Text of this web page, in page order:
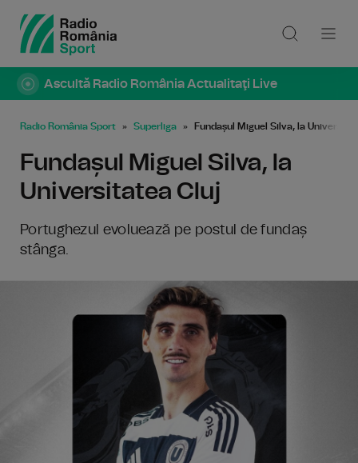
Ascultă Radio România Actualitaţi Live
Radio România Sport Superliga Fundașul Miguel Silva, la
Fundașul Miguel Silva, la
Universitatea Cluj
Portughezul evoluează pe postul de fundaș
stânga.